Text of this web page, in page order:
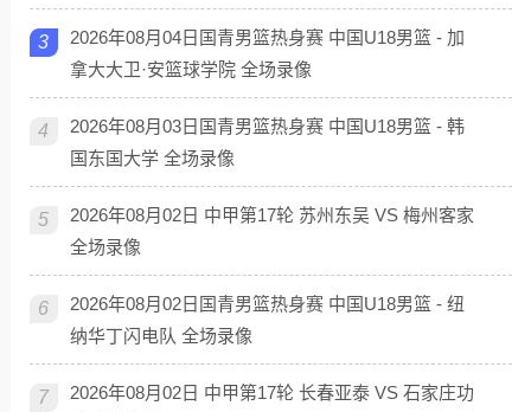
3
2026年08月04日国青男篮热身赛 中国U18男篮 - 加
拿大大卫·安篮球学院 全场录像
4
2026年08月03日国青男篮热身赛 中国U18男篮 - 韩
国东国大学 全场录像
5
2026年08月02日 中甲第17轮 苏州东吴 VS 梅州客家
全场录像
6
2026年08月02日国青男篮热身赛 中国U18男篮 - 纽
纳华丁闪电队 全场录像
7
2026年08月02日 中甲第17轮 长春亚泰 VS 石家庄功